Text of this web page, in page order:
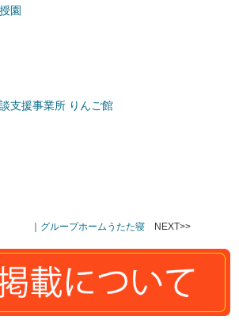
園
支援事業所 りんご館
｜ グループホームうたた寝 NEXT>>